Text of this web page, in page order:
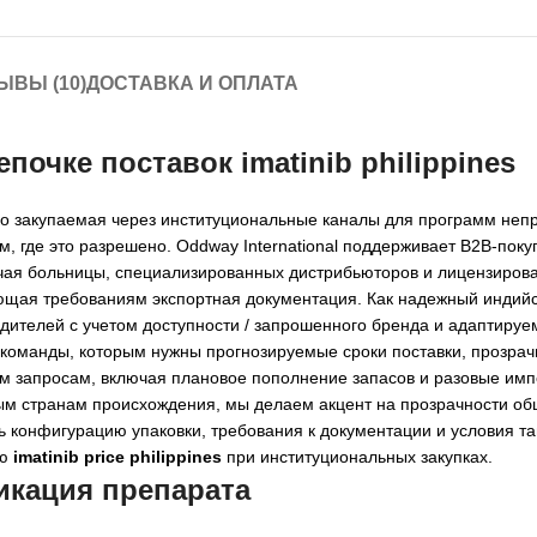
(10)ДОСТАВКА И ОПЛАТА
поставок imatinib philippines
через институциональные каналы для программ
где это разрешено. Oddway International поддерживает B2B-
больницы, специализированных дистрибьюторов и
требованиям экспортная документация. Как надежный
с учетом доступности / запрошенного бренда и
которым нужны прогнозируемые сроки поставки,
включая плановое пополнение запасов и разовые
странам происхождения, мы делаем акцент на прозрачности
упаковки, требования к документации и условия
imatinib price philippines при институциональных закупках.
препарата